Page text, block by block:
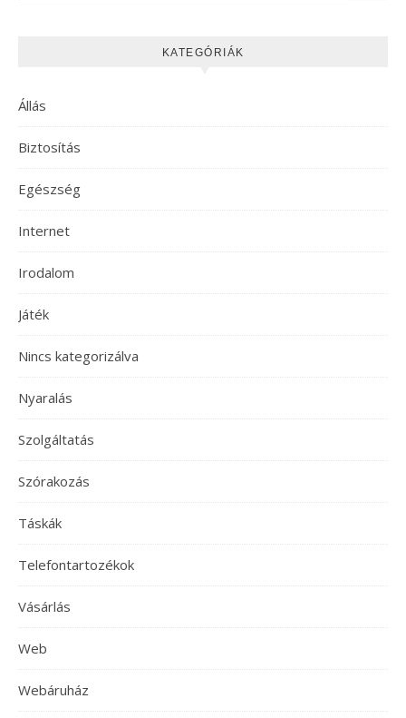
KATEGÓRIÁK
Állás
Biztosítás
Egészség
Internet
Irodalom
Játék
Nincs kategorizálva
Nyaralás
Szolgáltatás
Szórakozás
Táskák
Telefontartozékok
Vásárlás
Web
Webáruház